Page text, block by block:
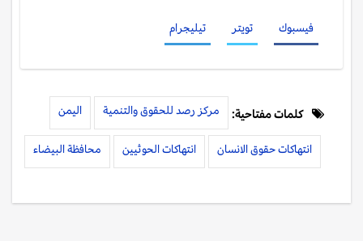
فيسبوك تويتر تيليجرام
كلمات مفتاحية: مركز رصد للحقوق والتنمية اليمن
انتهاكات حقوق الانسان انتهاكات الحوثيين محافظة البيضاء